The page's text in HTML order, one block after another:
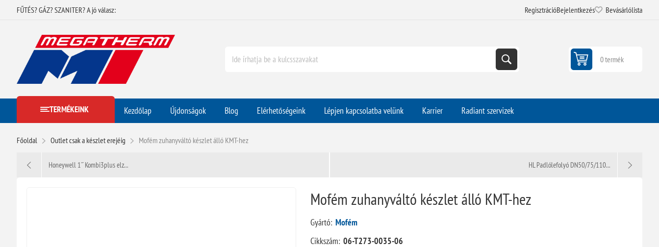
FŰTÉS? GÁZ? SZANITER? A jó válasz: RegisztrációBejelentkezés Bevásárlólista
0 termék
TERMÉKEINK Kezdőlap Újdonságok Blog Elérhetőségeink Lépjen kapcsolatba velünk Karrier Radiant szervizek
Főoldal Outlet csak a készlet erejéig Mofém zuhanyváltó készlet álló KMT-hez
Honeywell 1˝ Kombi3plus elz... HL Padlólefolyó DN50/75/110...
Mofém zuhanyváltó készlet álló KMT-hez
Gyártó: Mofém
Cikkszám: 06-T273-0035-06